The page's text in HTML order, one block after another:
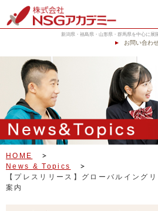
新潟県・福島県・山形県・群馬県を中心に展
お問い合わ
HOME
News & Topics
【プレスリリース】グローバルイング
案内